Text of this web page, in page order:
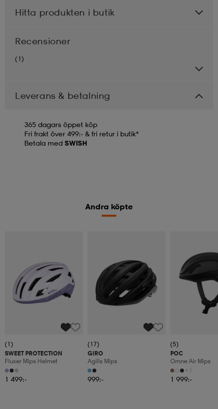
Hitta produkten i butik
Recensioner
(1)
Leverans & betalning
365 dagars öppet köp
Fri frakt över 499:- & fri retur i butik*
Betala med SWISH
Andra köpte
(1)
SWEET PROTECTION
Fluxer Mips Helmet
1 499:-
(17)
GIRO
Agilis Mips
999:-
(5)
POC
Omne Air Mips
+1
1 999:-